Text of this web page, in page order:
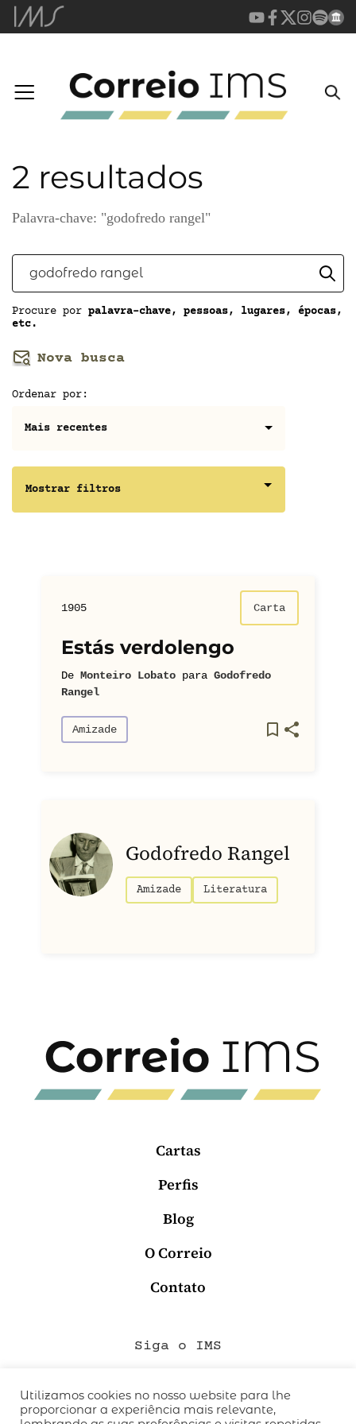
2 resultados
Palavra-chave: "godofredo rangel"
Procure por palavra-chave, pessoas, lugares, épocas,
etc.
Nova busca
Mostrar filtros
Ordenar por:
1905 Carta
Estás verdolengo
De Monteiro Lobato para Godofredo
Rangel
Amizade
Godofredo Rangel
Amizade Literatura
Cartas
Perfis
Blog
O Correio
Contato
Siga o IMS
QUEM SOMOS
Utilizamos cookies no nosso website para lhe
proporcionar a experiência mais relevante,